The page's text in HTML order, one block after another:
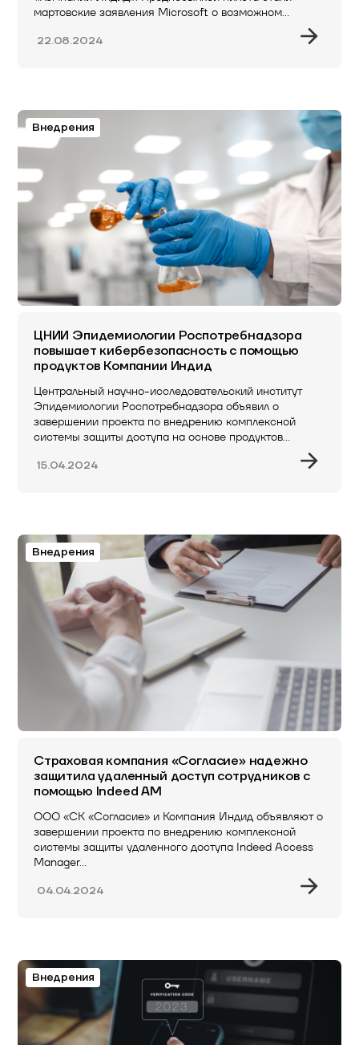
мартовские заявления Microsoft о возможном…
22.08.2024
Внедрения
ЦНИИ Эпидемиологии Роспотребнадзора
повышает кибербезопасность с помощью
продуктов Компании Индид
Центральный научно-исследовательский институт
Эпидемиологии Роспотребнадзора объявил о
завершении проекта по внедрению комплексной
системы защиты доступа на основе продуктов
15.04.2024
Внедрения
Страховая компания «Согласие» надежно
защитила удаленный доступ сотрудников с
помощью Indeed AM
ООО «СК «Согласие» и Компания Индид объявляют о
завершении проекта по внедрению комплексной
системы защиты удаленного доступа Indeed Access
Manager…
04.04.2024
Внедрения